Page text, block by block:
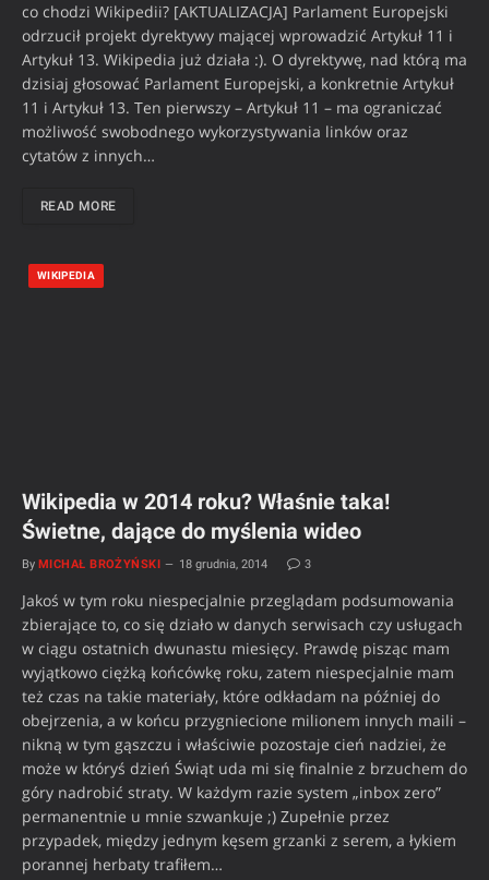
co chodzi Wikipedii? [AKTUALIZACJA] Parlament Europejski
odrzucił projekt dyrektywy mającej wprowadzić Artykuł 11 i
Artykuł 13. Wikipedia już działa :). O dyrektywę, nad którą ma
dzisiaj głosować Parlament Europejski, a konkretnie Artykuł
11 i Artykuł 13. Ten pierwszy – Artykuł 11 – ma ograniczać
możliwość swobodnego wykorzystywania linków oraz
cytatów z innych…
READ MORE
WIKIPEDIA
Wikipedia w 2014 roku? Właśnie taka!
Świetne, dające do myślenia wideo
By MICHAŁ BROŻYŃSKI 18 grudnia, 2014 3
Jakoś w tym roku niespecjalnie przeglądam podsumowania
zbierające to, co się działo w danych serwisach czy usługach
w ciągu ostatnich dwunastu miesięcy. Prawdę pisząc mam
wyjątkowo ciężką końcówkę roku, zatem niespecjalnie mam
też czas na takie materiały, które odkładam na później do
obejrzenia, a w końcu przygniecione milionem innych maili –
nikną w tym gąszczu i właściwie pozostaje cień nadziei, że
może w któryś dzień Świąt uda mi się finalnie z brzuchem do
góry nadrobić straty. W każdym razie system „inbox zero”
permanentnie u mnie szwankuje ;) Zupełnie przez
przypadek, między jednym kęsem grzanki z serem, a łykiem
porannej herbaty trafiłem…